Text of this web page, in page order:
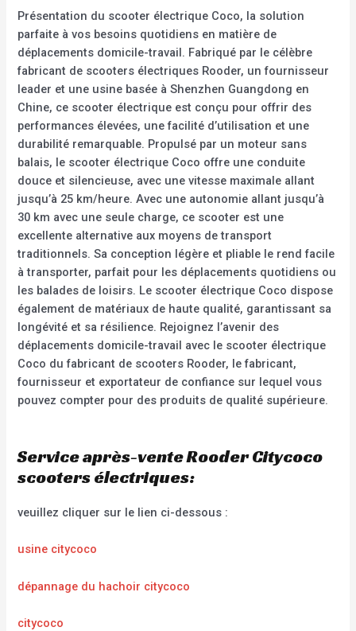
Présentation du scooter électrique Coco, la solution
parfaite à vos besoins quotidiens en matière de
déplacements domicile-travail. Fabriqué par le célèbre
fabricant de scooters électriques Rooder, un fournisseur
leader et une usine basée à Shenzhen Guangdong en
Chine, ce scooter électrique est conçu pour offrir des
performances élevées, une facilité d’utilisation et une
durabilité remarquable. Propulsé par un moteur sans
balais, le scooter électrique Coco offre une conduite
douce et silencieuse, avec une vitesse maximale allant
jusqu’à 25 km/heure. Avec une autonomie allant jusqu’à
30 km avec une seule charge, ce scooter est une
excellente alternative aux moyens de transport
traditionnels. Sa conception légère et pliable le rend facile
à transporter, parfait pour les déplacements quotidiens ou
les balades de loisirs. Le scooter électrique Coco dispose
également de matériaux de haute qualité, garantissant sa
longévité et sa résilience. Rejoignez l’avenir des
déplacements domicile-travail avec le scooter électrique
Coco du fabricant de scooters Rooder, le fabricant,
fournisseur et exportateur de confiance sur lequel vous
pouvez compter pour des produits de qualité supérieure.
Service après-vente Rooder Citycoco
scooters électriques:
veuillez cliquer sur le lien ci-dessous :
usine citycoco
dépannage du hachoir citycoco
citycoco